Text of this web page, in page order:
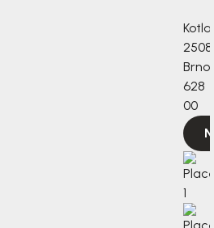
Brno,
628
00